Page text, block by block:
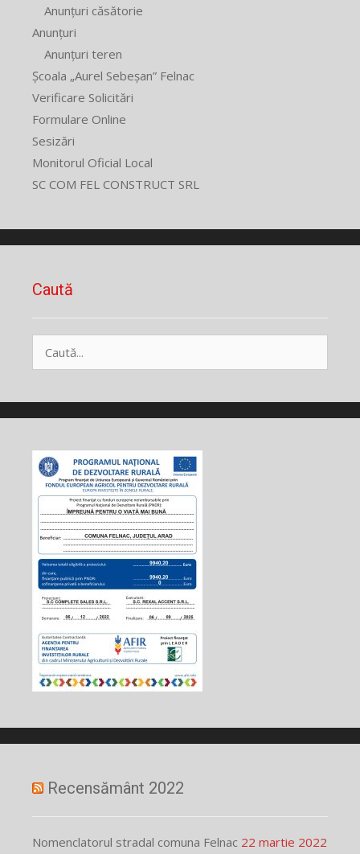
Anunțuri căsătorie
Anunțuri
Anunțuri teren
Școala „Aurel Sebeșan” Felnac
Verificare Solicitări
Formulare Online
Sesizări
Monitorul Oficial Local
SC COM FEL CONSTRUCT SRL
Caută
după:
Recensământ 2022
Nomenclatorul stradal comuna Felnac 22 martie 2022